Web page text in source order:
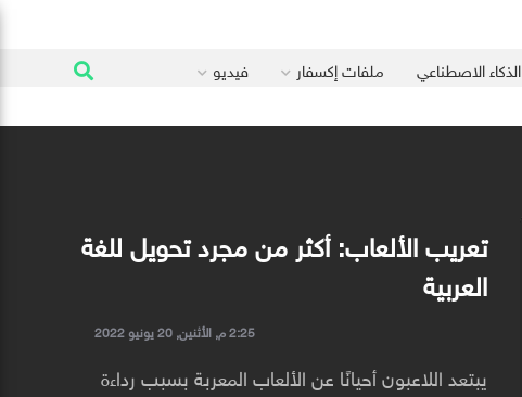
الذكاء الاصطناعي ملفات إكسفار فيديو
تعريب الألعاب: أكثر من مجرد تحويل للغة
العربية
2:25 م, الأثنين, 20 يونيو 2022
يبتعد اللاعبون أحيانًا عن الألعاب المعربة بسبب رداءة